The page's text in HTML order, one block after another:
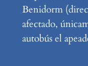
Benidorm
afectado,
autobús el